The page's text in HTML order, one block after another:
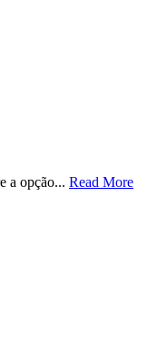
a opção... Read More